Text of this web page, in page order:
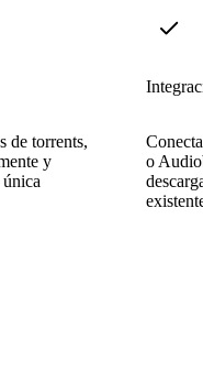
de torrents,
y
o